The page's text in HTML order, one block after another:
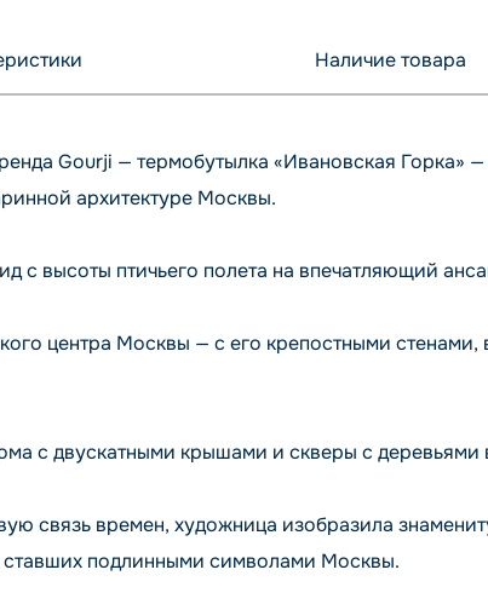
Наличие товара
Gourji — термобутылка «Ивановская Горка»
архитектуре Москвы.
с высоты птичьего полета на впечатляющий
центра Москвы — с его крепостными
с двускатными крышами и скверы с деревьями
связь времен, художница изобразила
подлинными символами Москвы.